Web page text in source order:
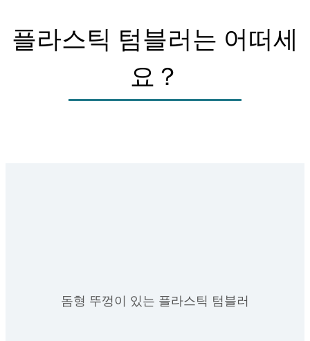
플라스틱 텀블러는 어떠세
요？
돔형 뚜껑이 있는 플라스틱 텀블러